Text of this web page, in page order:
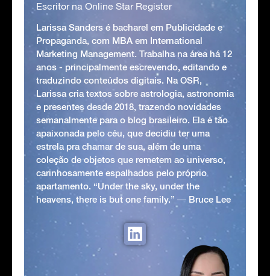
Escritor na Online Star Register
Larissa Sanders é bacharel em Publicidade e
Propaganda, com MBA em International
Marketing Management. Trabalha na área há 12
anos - principalmente escrevendo, editando e
traduzindo conteúdos digitais. Na OSR,
Larissa cria textos sobre astrologia, astronomia
e presentes desde 2018, trazendo novidades
semanalmente para o blog brasileiro. Ela é tão
apaixonada pelo céu, que decidiu ter uma
estrela pra chamar de sua, além de uma
coleção de objetos que remetem ao universo,
carinhosamente espalhados pelo próprio
apartamento. “Under the sky, under the
heavens, there is but one family.” ― Bruce Lee